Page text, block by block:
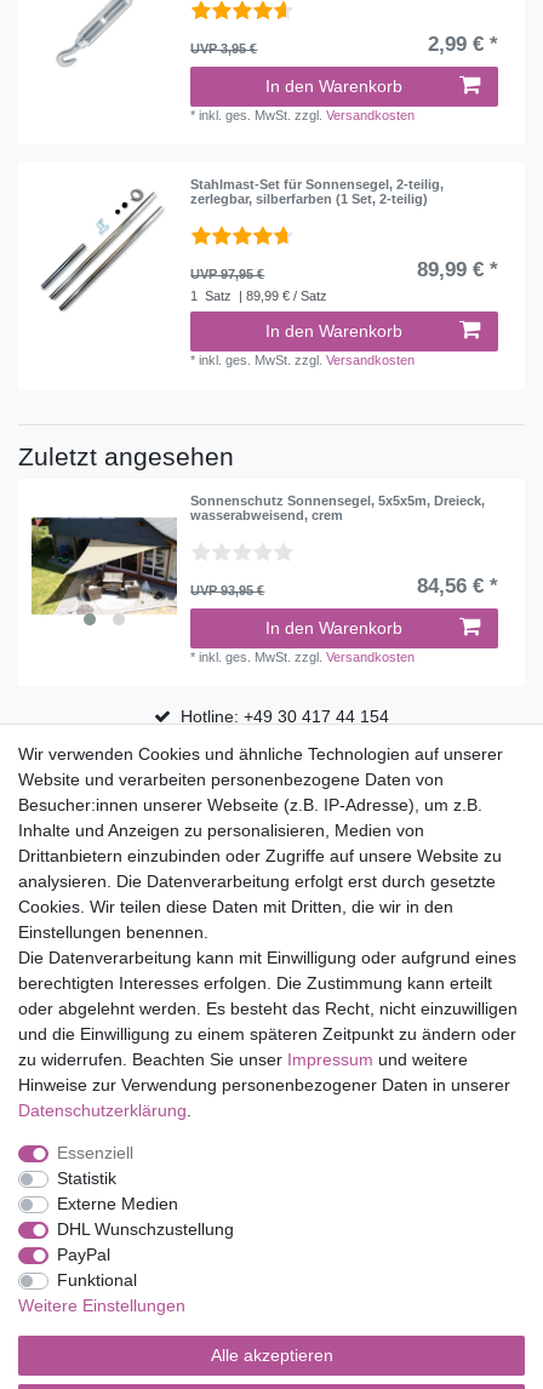
UVP 3,95 € 2,99 € *
In den Warenkorb
*inkl. ges. MwSt. zzgl.Versandkosten
Stahlmast-Set für Sonnensegel, 2-teilig,
zerlegbar, silberfarben (1 Set, 2-teilig)
UVP 97,95 € 89,99 € *
1 Satz | 89,99 € / Satz
In den Warenkorb
*inkl. ges. MwSt. zzgl.Versandkosten
Zuletzt angesehen
Sonnenschutz Sonnensegel, 5x5x5m, Dreieck,
wasserabweisend, crem
UVP 93,95 € 84,56 € *
In den Warenkorb
*inkl. ges. MwSt. zzgl.Versandkosten
Hotline: +49 30 417 44 154
30 Tage Rückgaberecht
Versandfrei ab 75 € in Deutschland
Top Marken
Eduplay
Folia Bringmann
Shop
Mein Konto
Service
Versandkosten
Impressum
Barrierefreiheitserklärung
Wir verwenden Cookies und ähnliche Technologien auf unserer
Website und verarbeiten personenbezogene Daten von
Besucher:innen unserer Webseite (z.B. IP-Adresse), um z.B.
Inhalte und Anzeigen zu personalisieren, Medien von
Drittanbietern einzubinden oder Zugriffe auf unsere Website zu
analysieren. Die Datenverarbeitung erfolgt erst durch gesetzte
Cookies. Wir teilen diese Daten mit Dritten, die wir in den
Einstellungen benennen.
Die Datenverarbeitung kann mit Einwilligung oder aufgrund eines
berechtigten Interesses erfolgen. Die Zustimmung kann erteilt
oder abgelehnt werden. Es besteht das Recht, nicht einzuwilligen
und die Einwilligung zu einem späteren Zeitpunkt zu ändern oder
zu widerrufen. Beachten Sie unser Impressum und weitere
Hinweise zur Verwendung personenbezogener Daten in unserer
Daten­schutz­erklärung
Essenziell
Statistik
Externe Medien
DHL Wunschzustellung
PayPal
Funktional
Weitere Einstellungen
Alle akzeptieren